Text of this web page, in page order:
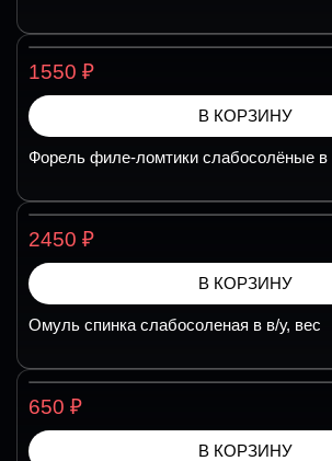
1550 ₽
В КОРЗИНУ
Форель филе-ломтики слабосолёные в
2450 ₽
В КОРЗИНУ
Омуль спинка слабосоленая в в/у, вес
650 ₽
В КОРЗИНУ